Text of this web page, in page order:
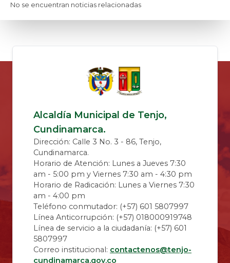
No se encuentran noticias relacionadas
Alcaldía Municipal de Tenjo,
Cundinamarca.
Dirección: Calle 3 No. 3 - 86, Tenjo,
Cundinamarca.
Horario de Atención: Lunes a Jueves 7:30
am - 5:00 pm y Viernes 7:30 am - 4:30 pm
Horario de Radicación: Lunes a Viernes 7:30
am - 4:00 pm
Teléfono conmutador: (+57) 601 5807997
Línea Anticorrupción: (+57) 018000919748
Línea de servicio a la ciudadanía: (+57) 601
5807997
Correo institucional: contactenos@tenjo-
cundinamarca.gov.co